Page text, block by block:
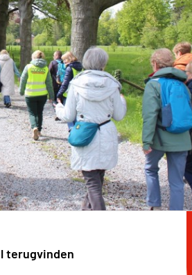
terugvinden